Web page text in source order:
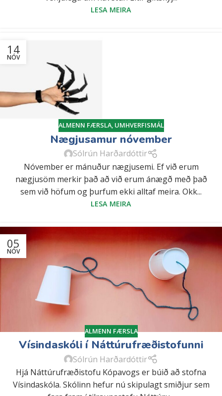
LESA MEIRA
14
NÓV
ALMENN FÆRSLA, UMHVERFISMÁL
Nægjusamur nóvember
Sólrún Harðardóttir
Nóvember er mánuður nægjusemi. Ef við erum
nægjusöm merkir það að við erum ánægð með það
sem við höfum og þurfum ekki alltaf meira. Okk...
LESA MEIRA
05
NÓV
ALMENN FÆRSLA
Vísindaskóli í Náttúrufræðistofunni
Sólrún Harðardóttir
Hjá Náttúrufræðistofu Kópavogs er búið að stofna
Vísindaskóla. Skólinn hefur nú skipulagt smiðjur sem